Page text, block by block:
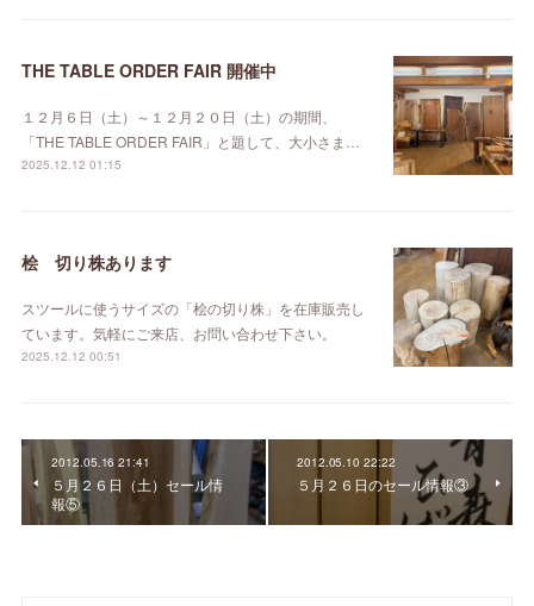
THE TABLE ORDER FAIR 開催中
１２月６日（土）～１２月２０日（土）の期間、
「THE TABLE ORDER FAIR」と題して、大小さま…
2025.12.12 01:15
桧 切り株あります
スツールに使うサイズの「桧の切り株」を在庫販売し
ています。気軽にご来店、お問い合わせ下さい。
2025.12.12 00:51
2012.05.16 21:41
５月２６日（土）セール情
報⑤
2012.05.10 22:22
５月２６日のセール情報③